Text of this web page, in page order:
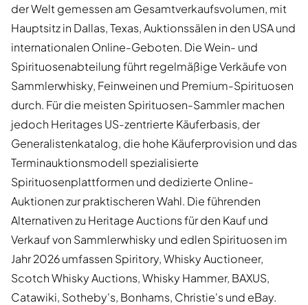
der Welt gemessen am Gesamtverkaufsvolumen, mit
Hauptsitz in Dallas, Texas, Auktionssälen in den USA und
internationalen Online-Geboten. Die Wein- und
Spirituosenabteilung führt regelmäßige Verkäufe von
Sammlerwhisky, Feinweinen und Premium-Spirituosen
durch. Für die meisten Spirituosen-Sammler machen
jedoch Heritages US-zentrierte Käuferbasis, der
Generalistenkatalog, die hohe Käuferprovision und das
Terminauktionsmodell spezialisierte
Spirituosenplattformen und dedizierte Online-
Auktionen zur praktischeren Wahl. Die führenden
Alternativen zu Heritage Auctions für den Kauf und
Verkauf von Sammlerwhisky und edlen Spirituosen im
Jahr 2026 umfassen Spiritory, Whisky Auctioneer,
Scotch Whisky Auctions, Whisky Hammer, BAXUS,
Catawiki, Sotheby's, Bonhams, Christie's und eBay.